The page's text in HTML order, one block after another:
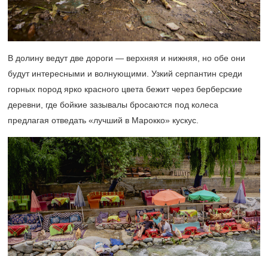
В долину ведут две дороги — верхняя и нижняя, но обе они
будут интересными и волнующими. Узкий серпантин среди
горных пород ярко красного цвета бежит через берберские
деревни, где бойкие зазывалы бросаются под колеса
предлагая отведать «лучший в Марокко» кускус.